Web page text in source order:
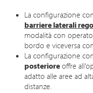
La configurazione
barriere laterali
modalità con
bordo e viceversa
La configurazione
posteriore offre
adatto alle aree ad
distanze.